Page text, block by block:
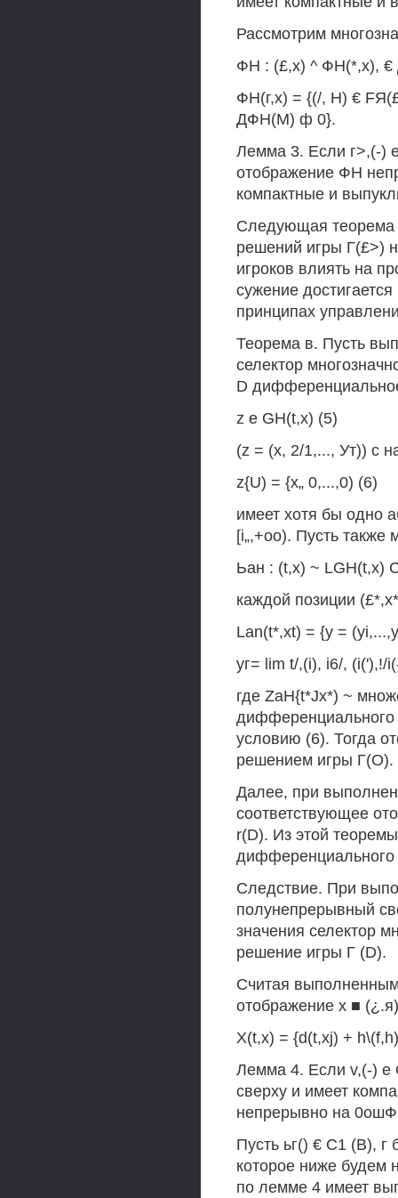
Рассмотрим
ФН : (£,х) ^ ФН(*,х), €
ФН(г,х) = {(/, Н) €
ДФН(М) ф 0}.
Лемма 3. Если г>,(-)
отображение ФН
компактные и
Следующая теорема
решений игры Г(£>)
игроков влиять на
сужение
принципах
Теорема в. Пусть
селектор
D
z е GH(t,x) (5)
(z = (х, 2/1,..., Ут)) с
z{U) = {x„ 0,...,0) (6)
имеет хотя бы одно
[i„,+oo). Пусть также
Ьан : (t,x) ~ LGH(t,x)
каждой позиции
Lan(t*,xt) = {у =
уг= lim t/,(i), i6/, (i('),!/
где ZaH{t*Jx*) ~
дифференциального
условию (6). Тогда
решением игры Г(О).
Далее, при
соответствующее
r(D). Из этой
дифференциального
Следствие. При
полунепрерывный
значения селектор
решение игры Г (D).
Считая
отображение х ■
X(t,x) = {d(t,xj) +
Лемма 4. Если v,(-) е
сверху и имеет
непрерывно на
Пусть ьг() € С1 (В),
которое ниже будем
по лемме 4 имеет